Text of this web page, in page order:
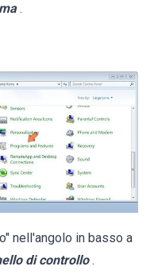
.
nell'angolo in basso a
di controllo .